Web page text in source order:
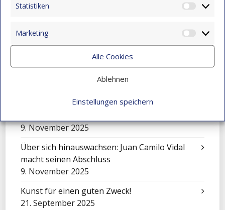
Statistiken
Marketing
Alle Cookies
Ablehnen
Einstellungen speichern
15. Dezember 2025
Eine Sinfonie der Kulturen: Mensajeros de
Esperanza beim Festival in El Salvador
Mit Klängen gemeinsam wachsen: Sinfonisches
9. November 2025
Über sich hinauswachsen: Juan Camilo Vidal
macht seinen Abschluss
9. November 2025
Kunst für einen guten Zweck!
21. September 2025